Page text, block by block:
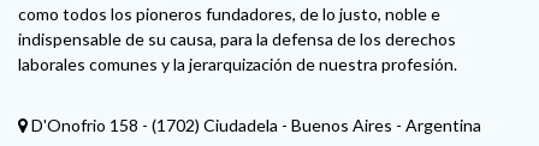
como todos los pioneros fundadores, de lo justo, noble e
indispensable de su causa, para la defensa de los derechos
laborales comunes y la jerarquización de nuestra profesión.
D'Onofrio 158 - (1702) Ciudadela - Buenos Aires - Argentina